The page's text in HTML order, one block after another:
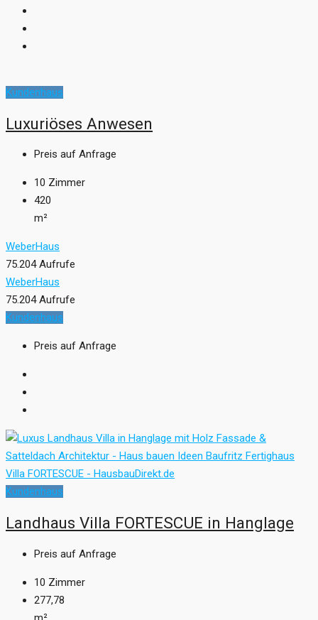
Kundenhaus
Luxuriöses Anwesen
Preis auf Anfrage
10 Zimmer
420
m²
WeberHaus
75.204 Aufrufe
WeberHaus
75.204 Aufrufe
Kundenhaus
Preis auf Anfrage
Kundenhaus
Landhaus Villa FORTESCUE in Hanglage
Preis auf Anfrage
10 Zimmer
277,78